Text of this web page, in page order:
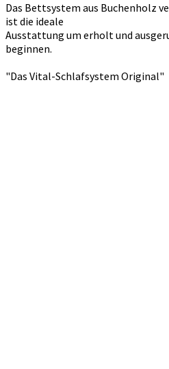
Das Bettsystem aus Buchenholz
ist die ideale
Ausstattung um erholt und
beginnen.
"Das Vital-Schlafsystem Original"